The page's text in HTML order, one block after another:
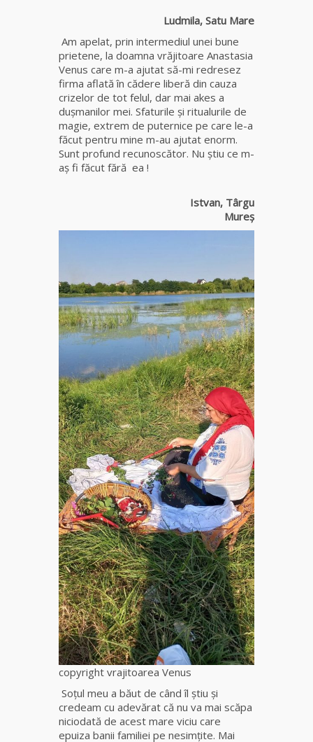
Ludmila, Satu Mare
Am apelat, prin intermediul unei bune
prietene, la doamna vrăjitoare Anastasia
Venus care m-a ajutat să-mi redresez
firma aflată în cădere liberă din cauza
crizelor de tot felul, dar mai akes a
dușmanilor mei. Sfaturile şi ritualurile de
magie, extrem de puternice pe care le-a
făcut pentru mine m-au ajutat enorm.
Sunt profund recunoscător. Nu știu ce m-
aș fi făcut fără ea !
Istvan, Târgu
Mureș
copyright vrajitoarea Venus
Soțul meu a băut de când îl ştiu şi
credeam cu adevărat că nu va mai scăpa
niciodată de acest mare viciu care
epuiza banii familiei pe nesimțite. Mai